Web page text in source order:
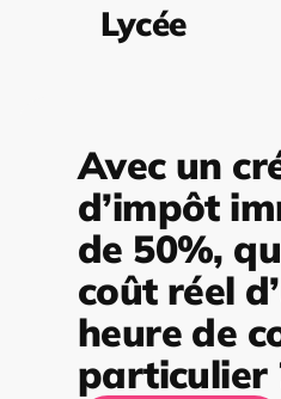
Lycée
Avec un
d’impôt
de 50%,
coût réel
heure de
particulier